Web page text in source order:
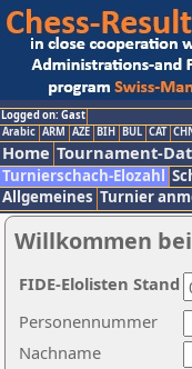
Logged on: Gast
Arabic ARM AZE BIH BUL CAT
Home Tournament-
Turnierschach-Elozahl
Allgemeines Turnier
Willkommen
Nachname
Personennummer
FIDE-Elolisten Stand